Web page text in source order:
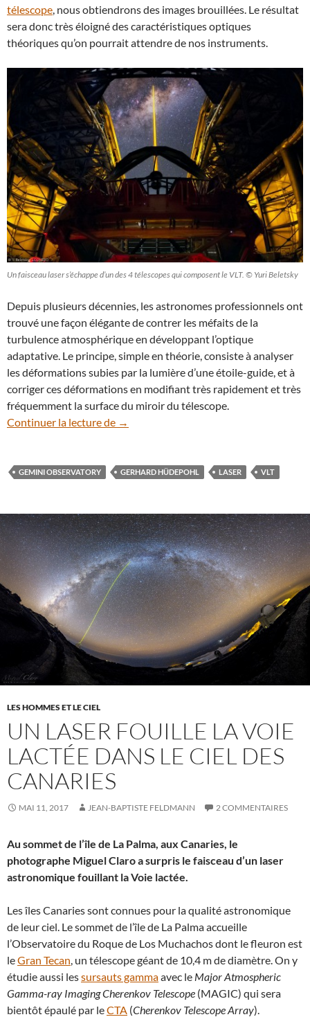
télescope, nous obtiendrons des images brouillées. Le résultat
sera donc très éloigné des caractéristiques optiques
théoriques qu’on pourrait attendre de nos instruments.
Un faisceau laser s’échappe d’un des 4 télescopes qui composent le VLT. © Yuri Beletsky
Depuis plusieurs décennies, les astronomes professionnels ont
trouvé une façon élégante de contrer les méfaits de la
turbulence atmosphérique en développant l’optique
adaptative. Le principe, simple en théorie, consiste à analyser
les déformations subies par la lumière d’une étoile-guide, et à
corriger ces déformations en modifiant très rapidement et très
fréquemment la surface du miroir du télescope.
Continuer la lecture de
Turbulence atmosphérique : des lasers
→
GEMINI OBSERVATORY GERHARD HÜDEPOHL LASER VLT
LES HOMMES ET LE CIEL
UN LASER FOUILLE LA VOIE
LACTÉE DANS LE CIEL DES
CANARIES
MAI 11, 2017 JEAN-BAPTISTE FELDMANN 2 COMMENTAIRES
Au sommet de l’île de La Palma, aux Canaries, le
photographe Miguel Claro a surpris le faisceau d’un laser
astronomique fouillant la Voie lactée.
Les îles Canaries sont connues pour la qualité astronomique
de leur ciel. Le sommet de l’île de La Palma accueille
l’Observatoire du Roque de Los Muchachos dont le fleuron est
leGran Tecan , un télescope géant de 10,4 m de diamètre. On y
étudie aussi lessursauts gammaavec le Major Atmospheric
Gamma-ray Imaging Cherenkov Telescope (MAGIC) qui sera
bientôt épaulé par leCTA (Cherenkov Telescope Array).